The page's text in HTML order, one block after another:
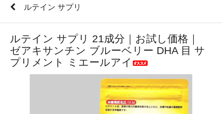
ルテイン サプリ
ルテイン サプリ 21成分｜お試し価格｜
ゼアキサンチン ブルーベリー DHA 目 サ
プリメント ミエールアイ